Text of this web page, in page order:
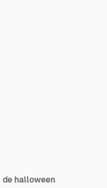
de halloween